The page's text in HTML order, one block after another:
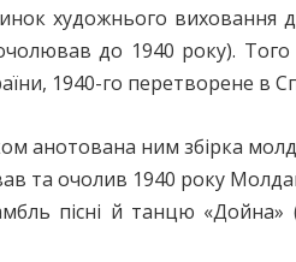
художнього виховання
до 1940 року).
1940-го перетворене в
анотована ним збірка
та очолив 1940 року
пісні й танцю